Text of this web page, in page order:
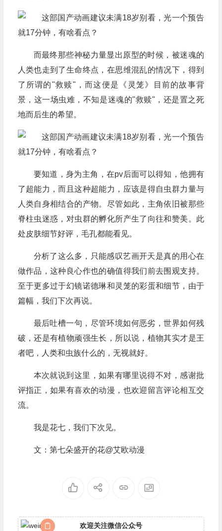
而最终那些神秘力量显出原型的时候，被迷魂的
人类也走到了生命终点，在思维混乱的情况下，得到
了所谓的"救赎"，而这便是《灵笼》目前的故事背
景，这一场虫难，不知是迷魂的"救赎"，还是置之死
地而后生的希望。
要知道，身为主角，在pv后面可以得知，他拥有
了超能力，而且这种超能力，应该是得自虫群力量与
人类自身相结合的产物。尽管如此，主角依旧被那些
脊柱虫迷惑，对虫群的孵化所产生了向往和赞美。此
处皮肤细节好评，毛孔都能看见。
分析了这么多，只能感叹艺画开天是真的用心在
做作品，这种良心作也的确值得我们前去围观支持。
至于更多过于幻镜诺德琳和灵笼的彩蛋和细节，由于
篇幅，我们下次再说。
最后吐槽一句，尽管环境如何恶劣，世界如何残
破，还是有植物顽强生长，所以说，植物其实才是王
者吧，人类和虫族什么的，无视就好。
本次就说到这里，如果有哪里说得不对，感谢批
评指正，如果有喜欢的动漫，也欢迎留言评论相互交
流。
我是花七，我们下次见。
文：第七朵盛开的花@艾欧动漫
欢迎关注微信公众号